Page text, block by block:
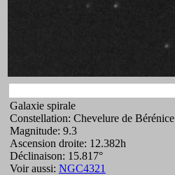
Galaxie spirale
Constellation: Chevelure de Bérénice
Magnitude: 9.3
Ascension droite: 12.382h
Déclinaison: 15.817°
Voir aussi: NGC4321